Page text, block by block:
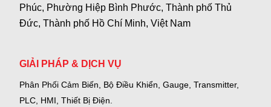
Phúc, Phường Hiệp Bình Phước, Thành phố Thủ
Đức, Thành phố Hồ Chí Minh, Việt Nam
GIẢI PHÁP & DỊCH VỤ
Phân Phối Cảm Biến, Bộ Điều Khiển, Gauge, Transmitter,
PLC, HMI, Thiết Bị Điện.